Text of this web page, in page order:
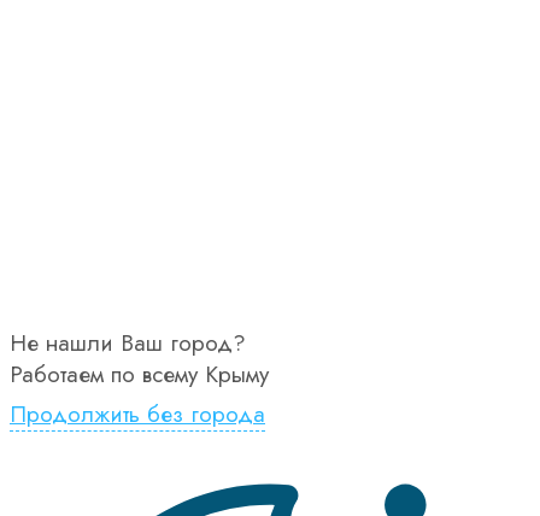
Не нашли Ваш город?
Работаем по всему Крыму
Продолжить без города